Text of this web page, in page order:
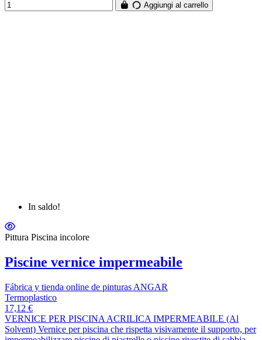
Aggiungi al carrello
In saldo!
Pittura Piscina incolore
Piscine vernice impermeabile
Fábrica y tienda online de pinturas ANGAR
Termoplastico
17,12 €
VERNICE PER PISCINA ACRILICA IMPERMEABILE (Al
Solvent) Vernice per piscina che rispetta visivamente il supporto, per